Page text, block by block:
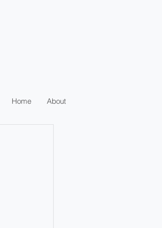
Home About